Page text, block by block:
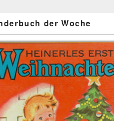
der Woche